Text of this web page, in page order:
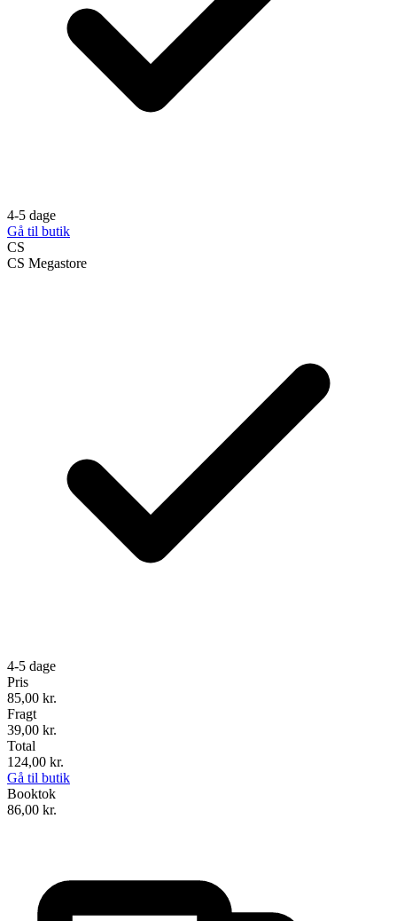
4-5 dage
Gå til butik
CS
CS Megastore
4-5 dage
Pris
85,00 kr.
Fragt
39,00 kr.
Total
124,00 kr.
Gå til butik
Booktok
86,00 kr.